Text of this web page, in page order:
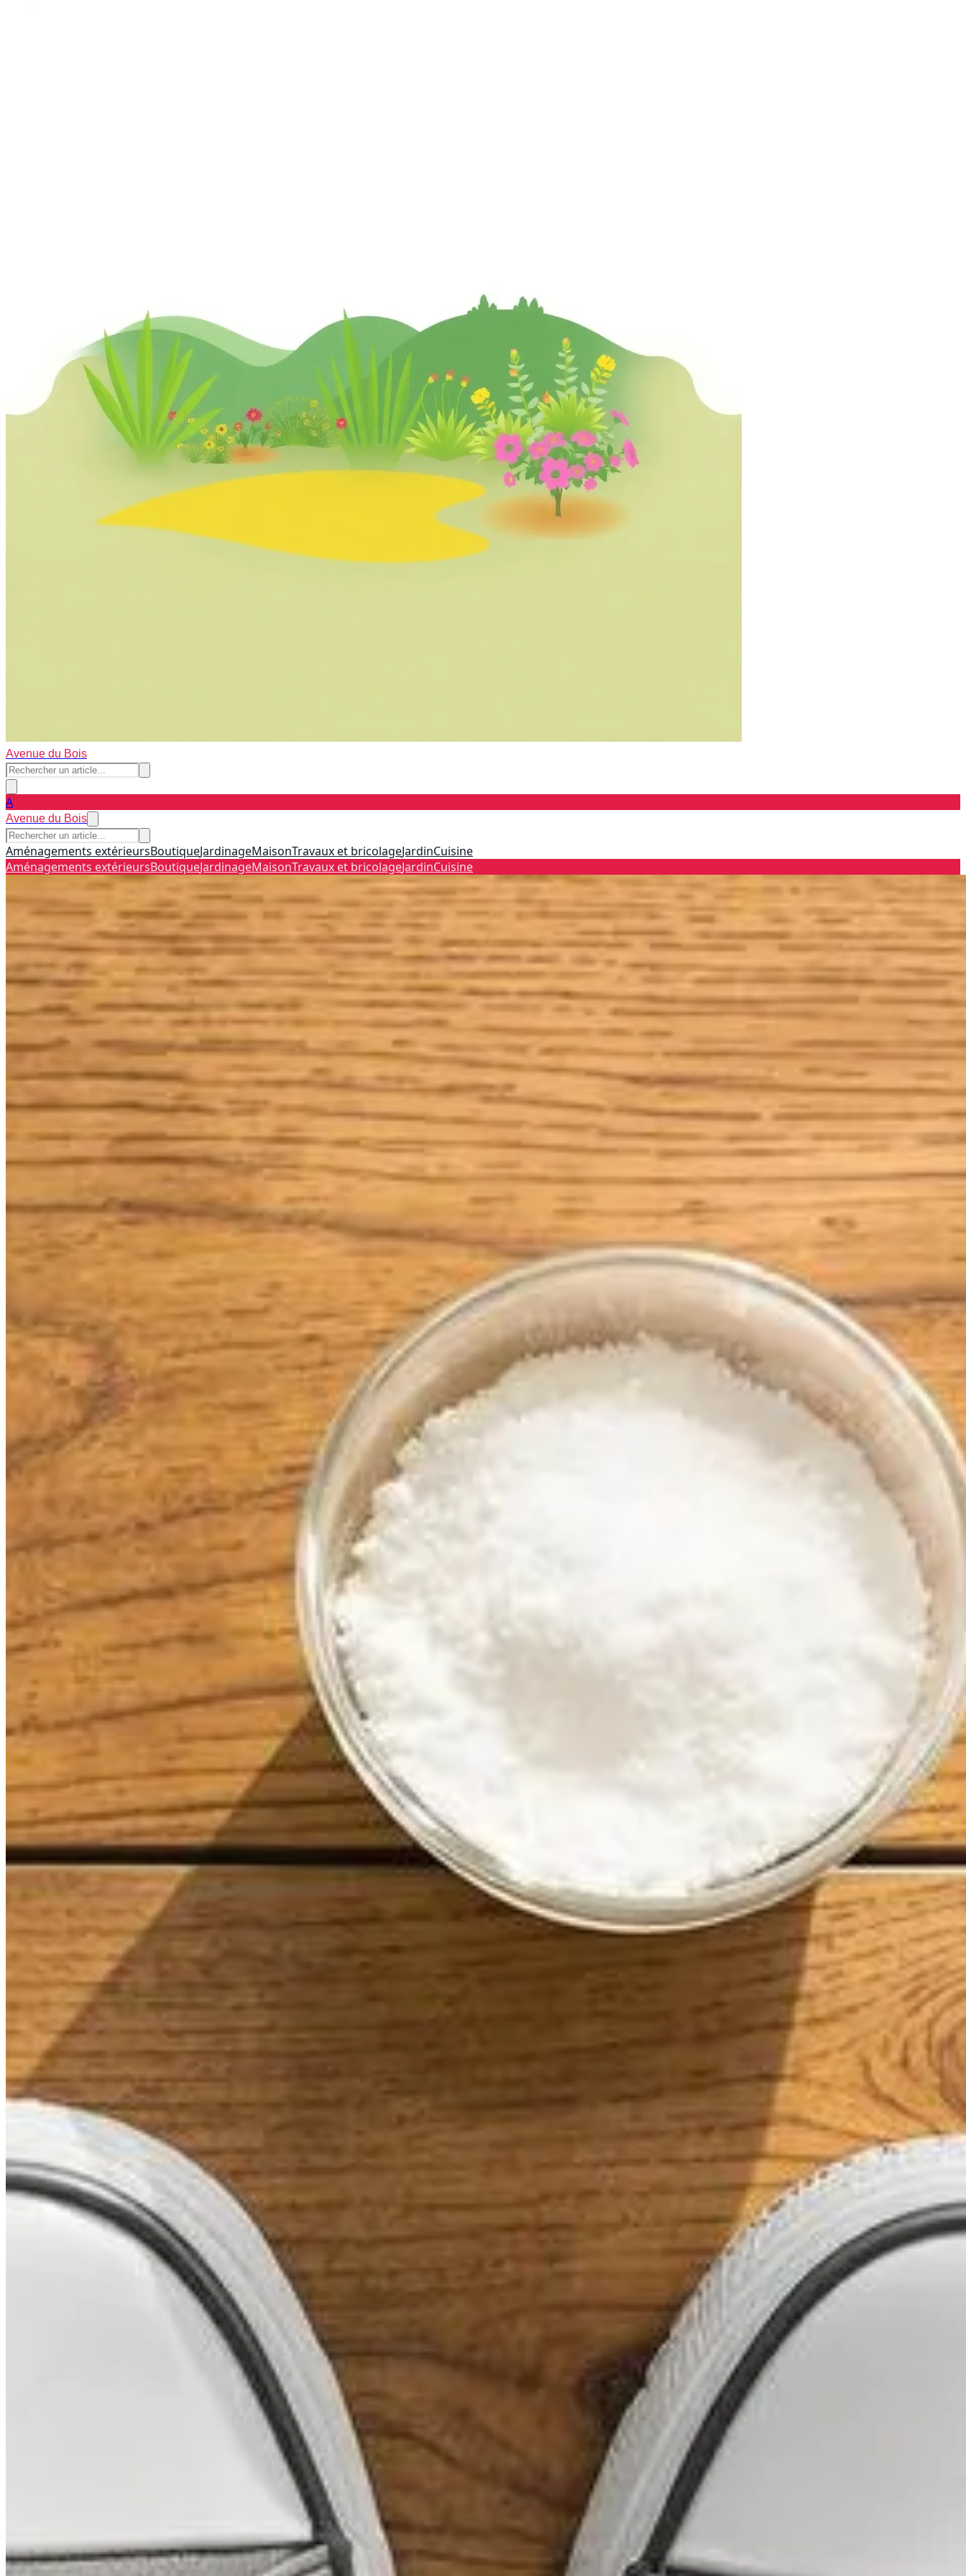
Avenue du Bois
A
Avenue du Bois
Aménagements extérieursBoutiqueJardinageMaisonTravaux et bricolageJardinCuisine
Aménagements extérieursBoutiqueJardinageMaisonTravaux et bricolageJardinCuisine
Accueil
Voici comment redonner vie à vos baskets sans machine à laver
Maison
Voici comment redonner vie à vos baskets sans machine à laver
30 mars 2025 à 09:00
Prendre soin de vos baskets est essentiel pour conserver leur aspect et leur fonctionnalité d'origine. Plutôt que de les jeter dans la machine à laver, ce qui pourrait endommager leur
structure, il existe une méthode simple et efficace pour les nettoyer en douceur. En utilisant des produits naturels tels que le bicarbonate de soude et le vinaigre blanc, vous pouvez
restaurer vos chaussures sans compromettre leur intégrité. Ce guide présente cette méthode en détail, apportant des solutions pratiques et des astuces pour prolonger la durée de vie de
Les dangers du lavage en machine pour vos baskets et comment les éviter
Laver vos baskets en machine peut sembler pratique, mais cette méthode a de nombreux inconvénients. Les cycles de lavage peuvent en effet affaiblir les colles qui maintiennent les
chaussures ensemble et déformer les semelles. Les tissus peuvent se décolorer sous l'effet de l'eau chaude et des détergents agressifs. Éviter le lavage en machine est donc essentiel pour
préserver ces éléments critiques de vos baskets. Il est préférable de recourir à une technique manuelle, utilisant des produits naturels, afin de protéger les matériaux tout en nettoyant
Les effets néfastes du lavage en machine
Le lavage en machine peut causer de sérieux dommages à la structure de vos baskets. Les semelles, souvent collées plutôt que cousues, risquent de se décoller. De plus, le matériau peut
se fragiliser, surtout si la température de l'eau est trop élevée. Cette technique peut également provoquer une décoloration du tissu.
Pourquoi choisir une méthode de nettoyage douce
Opter pour un nettoyage manuel avec des produits naturels assure une meilleure durabilité de vos baskets. Cette méthode permet de cibler les taches spécifiques sans affecter l'ensemble
de la chaussure, tout en maintenant la couleur et la structure intactes. Elle est aussi respectueuse de l'environnement, limitant l'usage de lessives chimiques.